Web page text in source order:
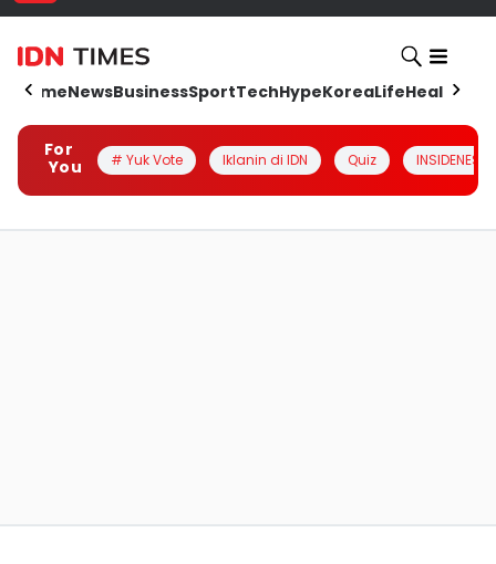
HomeNewsBusinessSportTechHypeKoreaLifeHealth
For
You
# Yuk Vote Iklanin di IDN Quiz INSIDENESIA